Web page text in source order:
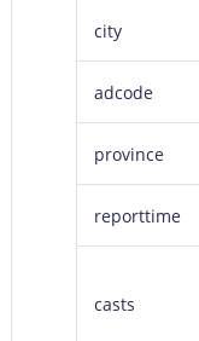
city
adcode
province
reporttime
casts